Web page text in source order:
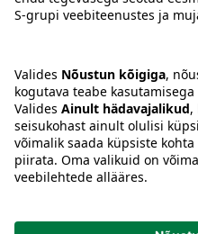
Keel:ETENRU